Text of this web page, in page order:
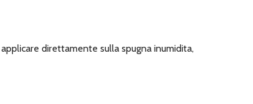
direttamente sulla spugna inumidita,